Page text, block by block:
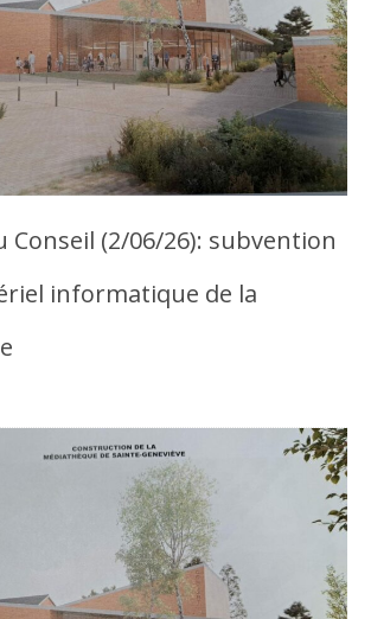
Conseil (2/06/26): subvention
informatique de la